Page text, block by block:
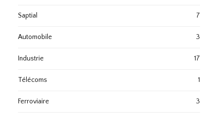
Saptial 7
Automobile 3
Industrie 17
Télécoms 1
Ferroviaire 3